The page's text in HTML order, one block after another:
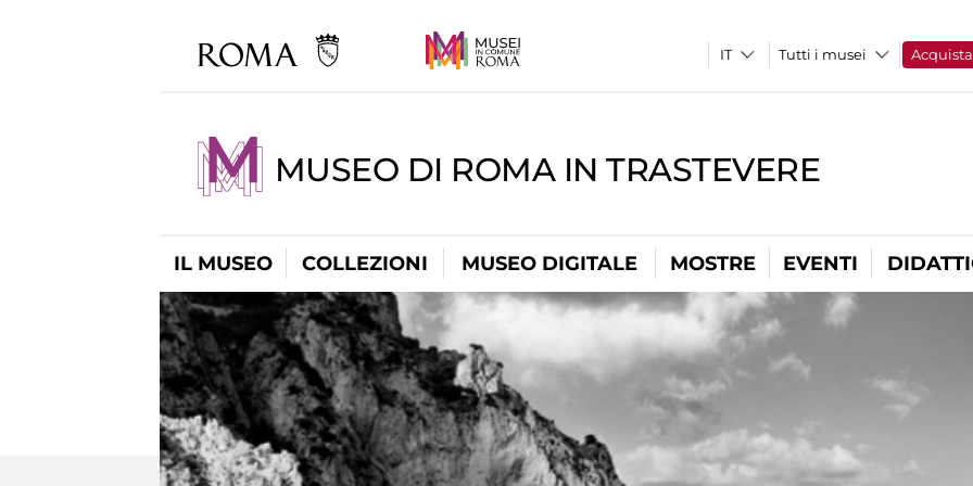
Tutti i musei Acquista
MUSEO DI ROMA IN TRASTEVERE
IL MUSEO COLLEZIONI MUSEO DIGITALE MOSTRE EVENTI